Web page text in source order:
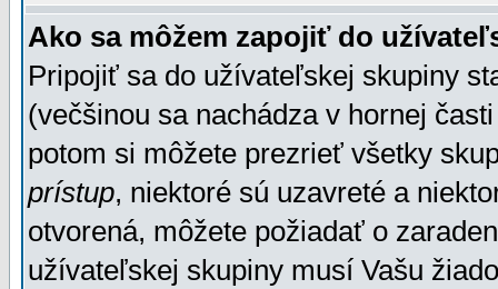
Ako sa môžem zapojiť do
Pripojiť sa do užívateľskej skupiny
(večšinou sa nachádza v hornej
potom si môžete prezrieť všetky
prístup, niektoré sú uzavreté a
otvorená, môžete požiadať o
užívateľskej skupiny musí Vašu